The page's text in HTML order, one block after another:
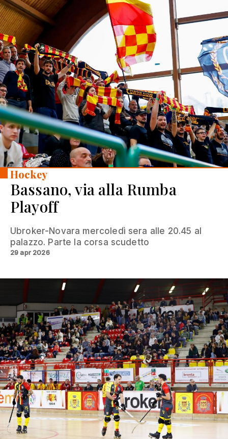
Hockey
Bassano, via alla Rumba
Playoff
Ubroker-Novara mercoledì sera alle 20.45 al
palazzo. Parte la corsa scudetto
29 apr 2026